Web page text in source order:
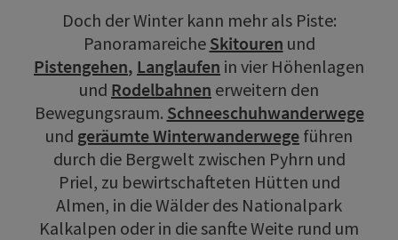
Doch der Winter kann mehr als Piste:
Panoramareiche Skitouren und
Pistengehen, Langlaufen in vier Höhenlagen
und Rodelbahnen erweitern den
Bewegungsraum. Schneeschuhwanderwege
und geräumte Winterwanderwege führen
durch die Bergwelt zwischen Pyhrn und
Priel, zu bewirtschafteten Hütten und
Almen, in die Wälder des Nationalpark
Kalkalpen oder in die sanfte Weite rund um